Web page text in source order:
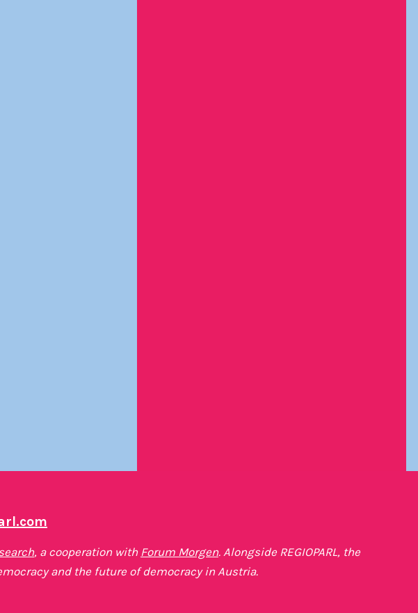
, a cooperation with Forum Morgen. Alongside REGIOPARL, the
and the future of democracy in Austria.